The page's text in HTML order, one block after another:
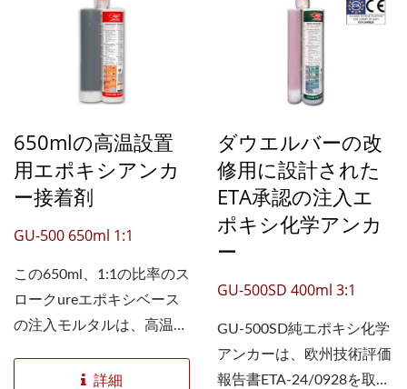
度、広い温度範囲、そして
ほとんどのケースでの非標
準的な取り付けに対する需
要を満たしています。
定、橋やダムの修理、太陽
光パネルの設置、その他の
専門的な建設プロジェクト
など、極端な荷重を支える
す。...
650mlの高温設置
用エポキシアンカ
ー接着剤
GU-500 650ml 1:1
この650ml、1:1の比率のス
ロークureエポキシベース
の注入モルタルは、高温環
詳細
ダウエルバーの改
修用に設計された
ETA承認の注入エ
ポキシ化学アンカ
ー
GU-500SD 400ml 3:1
GU-500SD純エポキシ化学
アンカーは、欧州技術評価
報告書ETA-24/0928を取得